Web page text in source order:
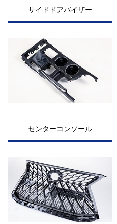
サイドドアバイザー
センターコンソール